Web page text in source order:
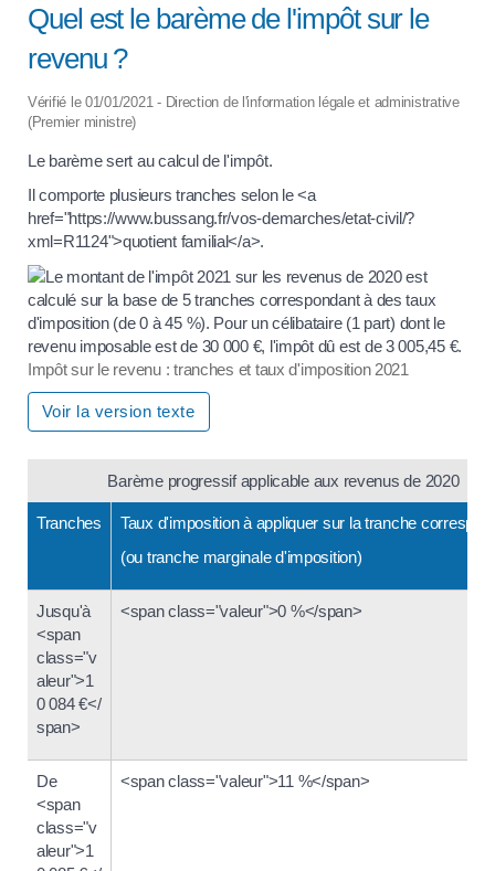
Quel est le barème de l'impôt sur le
revenu ?
Vérifié le 01/01/2021 - Direction de l'information légale et administrative
(Premier ministre)
Le barème sert au calcul de l'impôt.
Il comporte plusieurs tranches selon le <a
href="https://www.bussang.fr/vos-demarches/etat-civil/?
xml=R1124">quotient familial</a>.
Impôt sur le revenu : tranches et taux d'imposition 2021
Voir la version texte
Barème progressif applicable aux revenus de 2020
Tranches
Taux d'imposition à appliquer sur la tranche
(ou tranche marginale d'imposition)
Jusqu'à
<span
class="v
aleur">1
0 084 €</
span>
<span class="valeur">0 %</span>
De
<span
class="v
aleur">1
<span class="valeur">11 %</span>